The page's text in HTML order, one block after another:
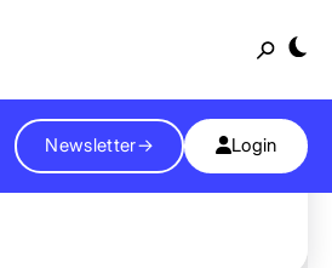
Newsletter→ Login